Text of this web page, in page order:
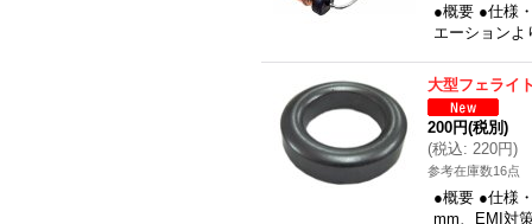
●概要 ●仕様
エーション
大型フェライ
200円(税別)
(税込: 220円)
参考在庫数16点
●概要 ●仕様
mm、EMI対